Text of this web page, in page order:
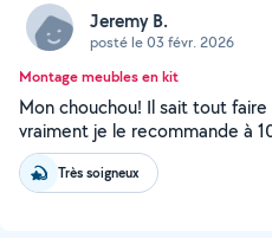
Jeremy B.
posté le 03 févr. 2026
Montage meubles en kit
Mon chouchou! Il sait tout
vraiment je le recommande à
Très soigneux